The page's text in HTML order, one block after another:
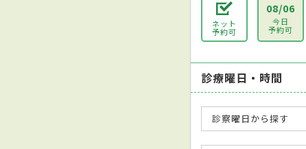
ネット
予約可
08/06
今日
予約可
診療曜日・時間
診察曜日から探す